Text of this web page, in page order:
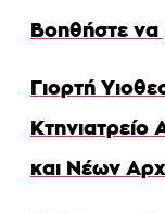
Βοηθήστε να
Γιορτή
και Νέων